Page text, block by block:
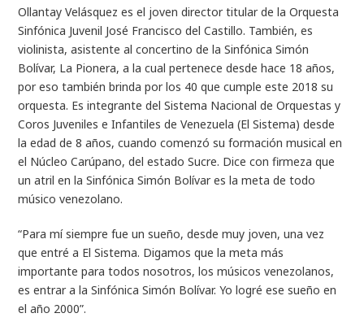
Ollantay Velásquez es el joven director titular de la Orquesta
Sinfónica Juvenil José Francisco del Castillo. También, es
violinista, asistente al concertino de la Sinfónica Simón
Bolívar, La Pionera, a la cual pertenece desde hace 18 años,
por eso también brinda por los 40 que cumple este 2018 su
orquesta. Es integrante del Sistema Nacional de Orquestas y
Coros Juveniles e Infantiles de Venezuela (El Sistema) desde
la edad de 8 años, cuando comenzó su formación musical en
el Núcleo Carúpano, del estado Sucre. Dice con firmeza que
un atril en la Sinfónica Simón Bolívar es la meta de todo
músico venezolano.
“Para mí siempre fue un sueño, desde muy joven, una vez
que entré a El Sistema. Digamos que la meta más
importante para todos nosotros, los músicos venezolanos,
es entrar a la Sinfónica Simón Bolívar. Yo logré ese sueño en
el año 2000”.